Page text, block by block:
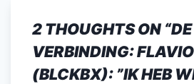
2 THOUGHTS ON “DE
VERBINDING:
(BLCKBX): ”IK HEB